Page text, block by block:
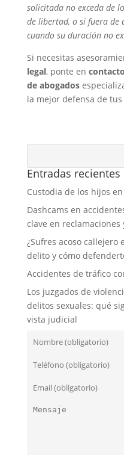
solicitada no exceda de
de libertad, o si fuera de
cuando su duración no
Si necesitas
legal, ponte en
de abogados
la mejor defensa de
Entradas recientes
Custodia de los hijos
Dashcams en
clave en reclamaciones
¿Sufres acoso callejero
delito y cómo
Accidentes de tráfico
Los juzgados de
delitos sexuales: qué
vista judicial